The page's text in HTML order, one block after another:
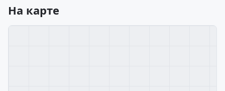
На карте